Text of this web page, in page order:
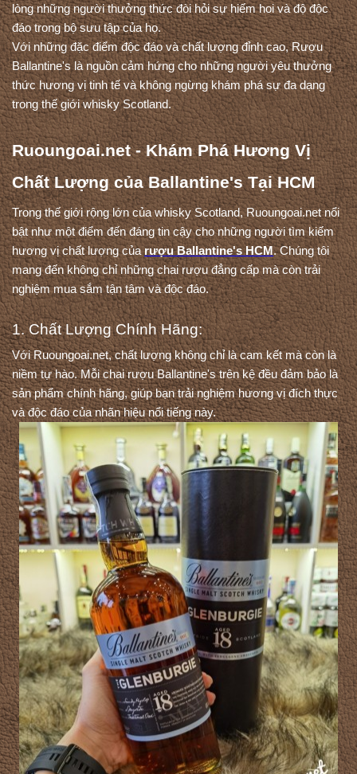
lòng những người thưởng thức đòi hỏi sự hiếm hoi và độ độc
đáo trong bộ sưu tập của họ.
Với những đặc điểm độc đáo và chất lượng đỉnh cao, Rượu
Ballantine's là nguồn cảm hứng cho những người yêu thưởng
thức hương vị tinh tế và không ngừng khám phá sự đa dạng
trong thế giới whisky Scotland.
Ruoungoai.net - Khám Phá Hương Vị
Chất Lượng của Ballantine's Tại HCM
Trong thế giới rộng lớn của whisky Scotland, Ruoungoai.net nổi
bật như một điểm đến đáng tin cậy cho những người tìm kiếm
hương vị chất lượng của rượu Ballantine's HCM . Chúng tôi
mang đến không chỉ những chai rượu đẳng cấp mà còn trải
nghiệm mua sắm tận tâm và độc đáo.
1. Chất Lượng Chính Hãng:
Với Ruoungoai.net, chất lượng không chỉ là cam kết mà còn là
niềm tự hào. Mỗi chai rượu Ballantine's trên kệ đều đảm bảo là
sản phẩm chính hãng, giúp bạn trải nghiệm hương vị đích thực
và độc đáo của nhãn hiệu nổi tiếng này.